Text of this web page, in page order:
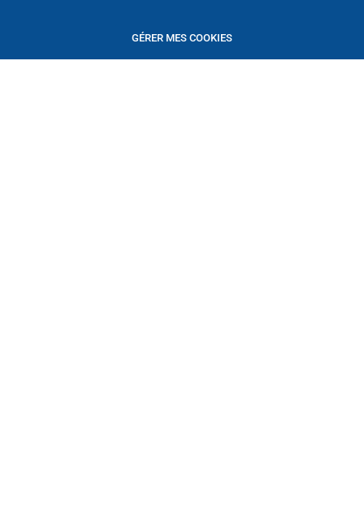
GÉRER MES COOKIES